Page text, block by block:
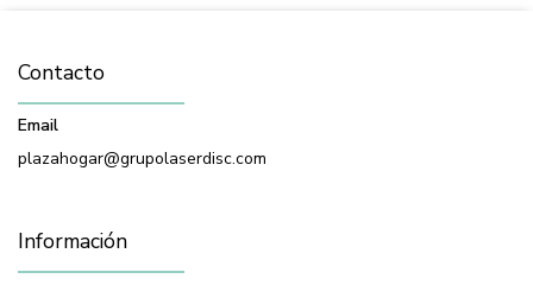
Contacto
Email
plazahogar@grupolaserdisc.com
Información